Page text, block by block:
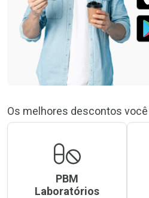
Os melhores descontos
PBM
Laboratórios